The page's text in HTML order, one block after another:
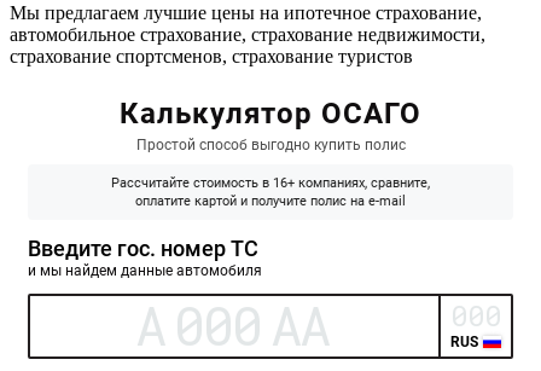
Мы предлагаем лучшие цены на ипотечное страхование,
автомобильное страхование, страхование недвижимости,
страхование спортсменов, страхование туристов